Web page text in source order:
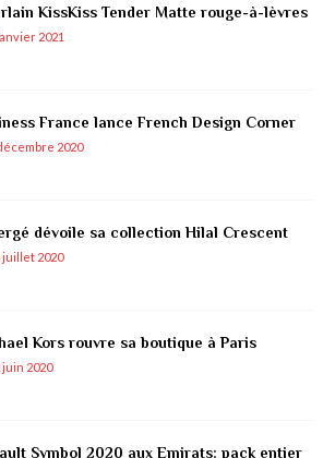
KissKiss Tender Matte rouge-à-lèvres
2021
France lance French Design Corner
2020
dévoile sa collection Hilal Crescent
juillet 2020
Kors rouvre sa boutique à Paris
juin 2020
Symbol 2020 aux Emirats: pack entier